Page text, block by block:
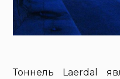
Тоннель Laerdal